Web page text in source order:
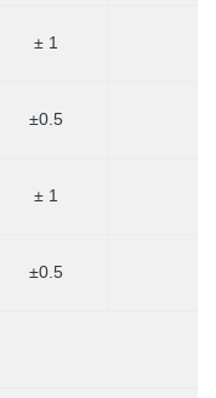
± 1
±0.5
± 1
±0.5